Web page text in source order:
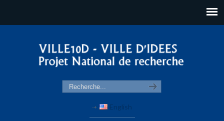
English